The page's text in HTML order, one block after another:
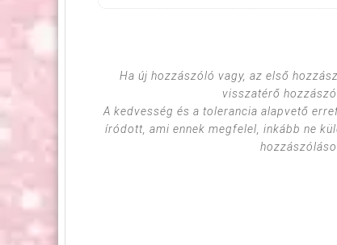
Ha új hozzászóló vagy, az első
visszatérő
A kedvesség és a tolerancia alapvető
íródott, ami ennek megfelel, inkább ne